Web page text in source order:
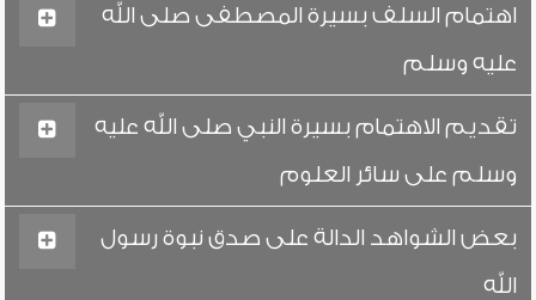
اهتمام السلف بسيرة المصطفى صلى الله
عليه وسلم
تقديم الاهتمام بسيرة النبي صلى الله عليه
وسلم على سائر العلوم
بعض الشواهد الدالة على صدق نبوة رسول
الله